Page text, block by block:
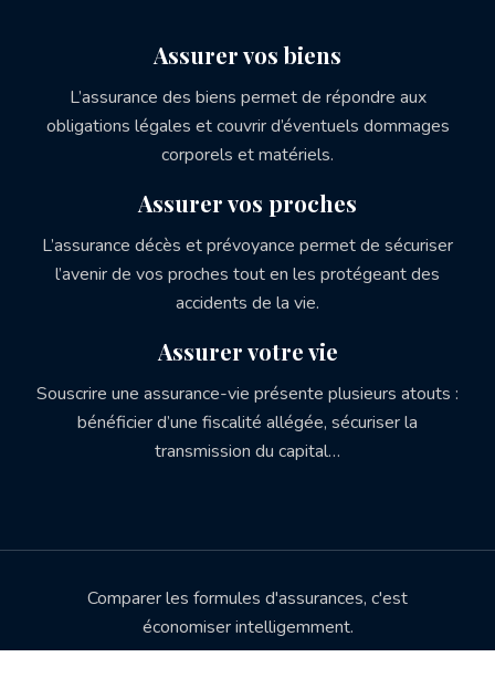
Assurer vos biens
L’assurance des biens permet de répondre aux
obligations légales et couvrir d’éventuels dommages
corporels et matériels.
Assurer vos proches
L’assurance décès et prévoyance permet de sécuriser
l’avenir de vos proches tout en les protégeant des
accidents de la vie.
Assurer votre vie
Souscrire une assurance-vie présente plusieurs atouts :
bénéficier d’une fiscalité allégée, sécuriser la
transmission du capital…
Comparer les formules d'assurances, c'est
économiser intelligemment.